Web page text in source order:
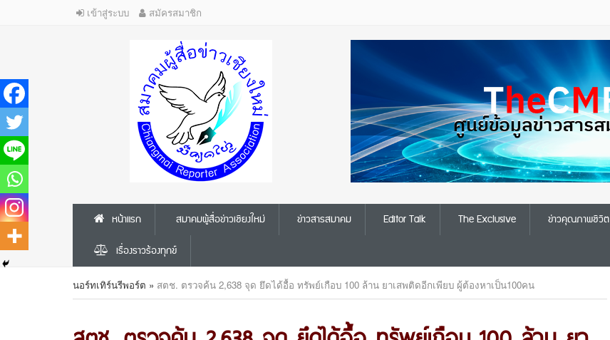
เข้าสู่ระบบ สมัครสมาชิก
หน้าแรก สมาคมผู้สื่อข่าวเชียงใหม่ ข่าวสารสมาคม Editor Talk The Exclusive ข่าวคุณภาพชีวิต
เรื่องราวร้องทุกข์
นอร์ทเทิร์นรีพอร์ต » สตช. ตรวจค้น 2,638 จุด ยึดได้อื้อ ทรัพย์เกือบ 100 ล้าน ยาเสพติดอีกเพียบ ผู้ต้องหาเป็น100คน